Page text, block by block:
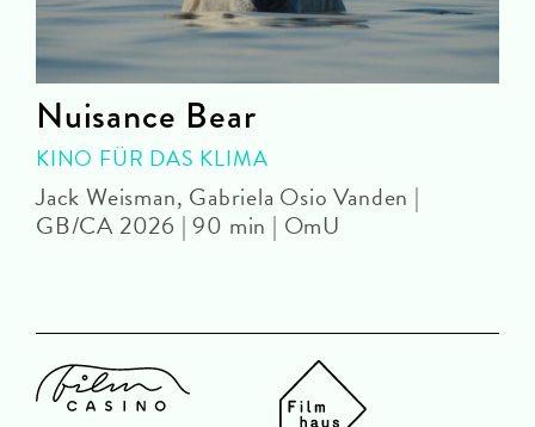
Nuisance Bear
KINO FÜR DAS KLIMA
Jack Weisman, Gabriela Osio Vanden |
GB/CA 2026 | 90 min | OmU